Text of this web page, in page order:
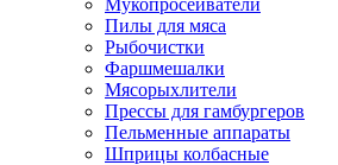
Мукопросеиватели
Пилы для мяса
Рыбочистки
Фаршмешалки
Мясорыхлители
Прессы для гамбургеров
Пельменные аппараты
Шприцы колбасные